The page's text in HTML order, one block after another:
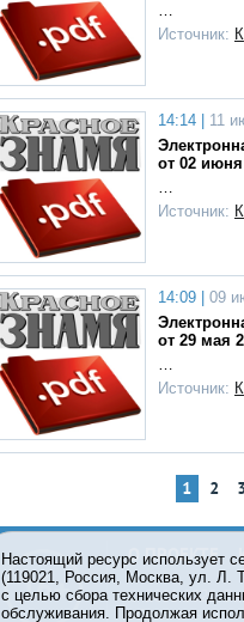
…
Источник:
14:14 |
11
от 02 июня
…
Источник:
14:09 |
09
от 29 мая
…
Источник:
1 2
О ПРОЕКТЕ
© 2001-2026
обязательна.
Настоящий ресурс использует
(119021, Россия, Москва, ул. Л.
с целью сбора технических
обслуживания. Продолжая